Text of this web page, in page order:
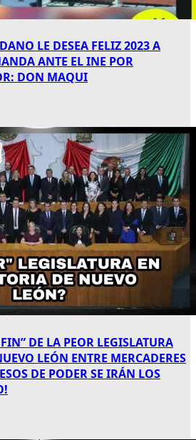
LE DESEA FELIZ 2023 A
ANTE EL INE POR
DON MAQUI
DE LA PEOR LEGISLATURA
LEÓN ENTRE MERCADERES
DE PODER SE IRÁN LOS